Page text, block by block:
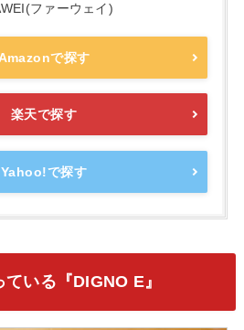
ファーウェイ)
で探す
楽天で探す
Yahoo!で探す
いる『DIGNO E』